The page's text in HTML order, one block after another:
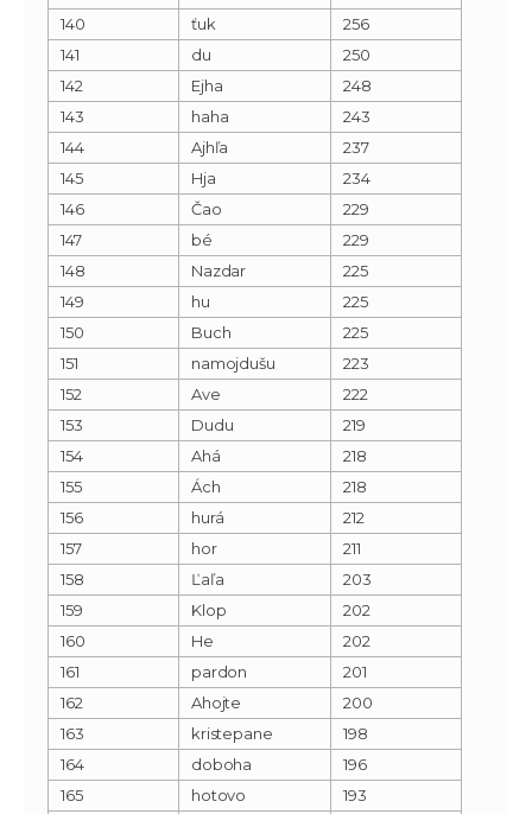
140
ťuk
256
141
du
250
142
Ejha
248
143
haha
243
144
Ajhľa
237
145
Hja
234
146
Čao
229
147
bé
229
148
Nazdar
225
149
hu
225
150
Buch
225
151
namojdušu
223
152
Ave
222
153
Dudu
219
154
Ahá
218
155
Ách
218
156
hurá
212
157
hor
211
158
Ľaľa
203
159
Klop
202
160
He
202
161
pardon
201
162
Ahojte
200
163
kristepane
198
164
doboha
196
165
hotovo
193